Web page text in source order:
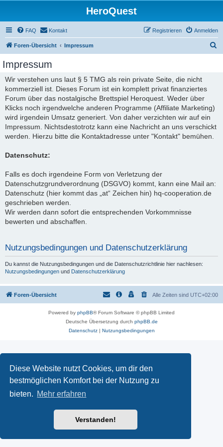
Diese Website nutzt Cookies, um dir den
bestmöglichen Komfort bei der Nutzung zu
bieten. Mehr erfahren
Verstanden!
HeroQuest
FAQ Kontakt Anmelden
Registrieren
Foren-Übersicht Impressum
Impressum
Wir verstehen uns laut § 5 TMG als rein private Seite, die nicht
kommerziell ist. Dieses Forum ist ein komplett privat finanziertes
Forum über das nostalgische Brettspiel Heroquest. Weder über
Klicks noch irgendwelche anderen Programme (Affiliate Marketing)
wird irgendein Umsatz generiert. Von daher verzichten wir auf ein
Impressum. Nichtsdestotrotz kann eine Nachricht an uns verschickt
werden. Hierzu bitte die Kontaktadresse unter "Kontakt" bemühen.
Datenschutz:
Falls es doch irgendeine Form von Verletzung der
Datenschutzgrundverordnung (DSGVO) kommt, kann eine Mail an:
Datenschutz (hier kommt das „at“ Zeichen hin) hq-cooperation.de
geschrieben werden.
Wir werden dann sofort die entsprechenden Vorkommnisse
bewerten und abschaffen.
Nutzungsbedingungen und Datenschutzerklärung
Du kannst die Nutzungsbedingungen und die Datenschutzrichtlinie hier nachlesen:
Nutzungsbedingungen und Datenschutzerklärung
Foren-Übersicht Alle Zeiten sind UTC+02:00
Powered by phpBB® Forum Software © phpBB Limited
Deutsche Übersetzung durch phpBB.de
Datenschutz| Nutzungsbedingungen